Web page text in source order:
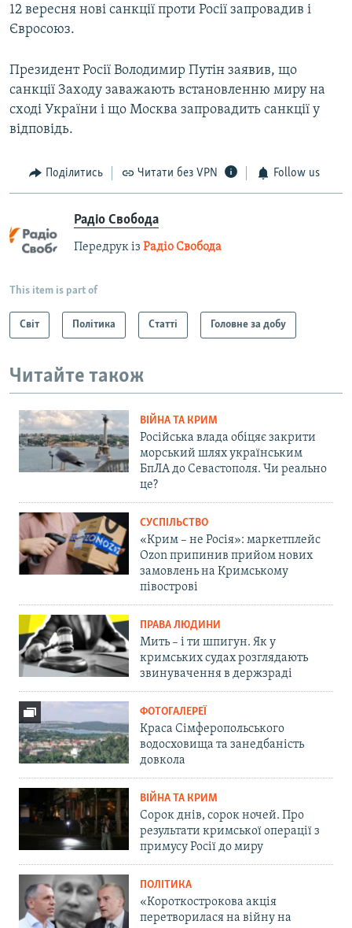
12 вересня нові санкції проти Росії запровадив і
Євросоюз.
Президент Росії Володимир Путін заявив, що
санкції Заходу заважають встановленню миру на
сході України і що Москва запровадить санкції у
відповідь.
Поділитись Читати без VPN Follow us
Радіо Свобода
Передрук із Радіо Свобода
This item is part of
Світ Політика Статті Головне за добу
Читайте також
ВІЙНА ТА КРИМ
Російська влада обіцяє закрити
морський шлях українським
БпЛА до Севастополя. Чи реально
це?
СУСПІЛЬСТВО
«Крим – не Росія»: маркетплейс
Ozon припинив прийом нових
замовлень на Кримському
півострові
ПРАВА ЛЮДИНИ
Мить – і ти шпигун. Як у
кримських судах розглядають
звинувачення в держзраді
ФОТОГАЛЕРЕЇ
Краса Сімферопольського
водосховища та занедбаність
довкола
ВІЙНА ТА КРИМ
Сорок днів, сорок ночей. Про
результати кримської операції з
примусу Росії до миру
ПОЛІТИКА
«Короткострокова акція
перетворилася на війну на